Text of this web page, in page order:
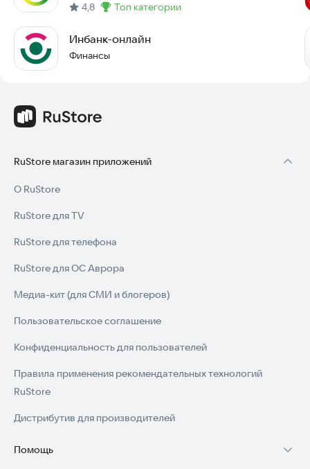
4,8
Метка:
топ категории
Инбанк-онлайн
Финансы
RuStore магазин приложений
О RuStore
RuStore для TV
RuStore для телефона
RuStore для ОС Аврора
Медиа-кит (для СМИ и блогеров)
Пользовательское соглашение
Конфиденциальность для пользователей
Правила применения рекомендательных технологий
RuStore
Дистрибутив для производителей
Помощь